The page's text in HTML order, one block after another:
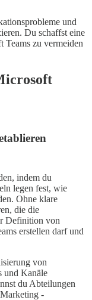
und
Du schaffst eine
zu vermeiden
indem du
legen fest, wie
Ohne klare
die die
Definition von
erstellen darf und
von
und Kanäle
du Abteilungen
-